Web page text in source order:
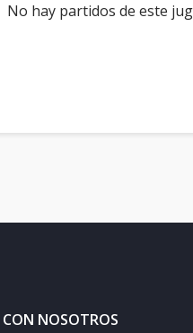
No hay partidos de este
NOSOTROS